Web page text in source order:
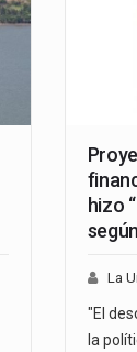
hizo
La
"El
la